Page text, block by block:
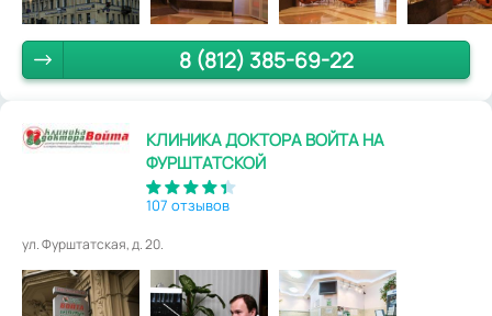
8 (812) 385-69-22
КЛИНИКА ДОКТОРА ВОЙТА НА
ФУРШТАТСКОЙ
107 отзывов
ул. Фурштатская, д. 20.